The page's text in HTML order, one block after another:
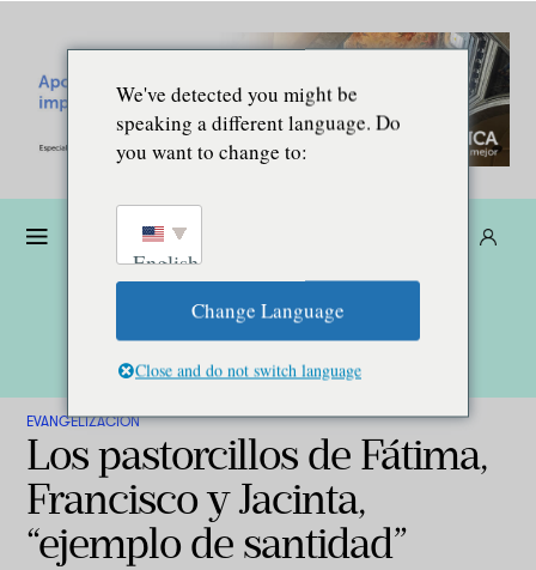
EVANGELIZACIÓN
Los pastorcillos de Fátima,
Francisco y Jacinta,
“ejemplo de santidad”
We've detected you might be
speaking a different language. Do
you want to change to:
English
Change Language
Close and do not switch language